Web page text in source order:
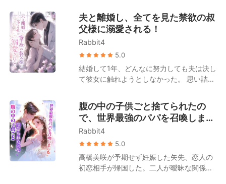
は狂わんばかりの後悔に苛まれることとな
る。 藤原美月は口元に薄く笑みを浮かべ、
ろって？――でも、ガンを患っているのは
あなたよ」
振り返らなかった。 だが、陸名悠弥は――
狂ってしまった。 ――後に、噂が流れた。
かつて傲岸不遜を極めたあの陸名家の御曹
司が、血走った目でマイバッハを飛ばし、
だ、憐れみの一瞥を乞うためだけに……。
一を迫られた際、森川清緒は迷うことなく
離婚を選んだのだ。彼女は決意した。かつ
ての理性的で、美貌と才気を兼ね備えた
「森川医薬」の継承者に戻ることを。 その
後。 元夫である黒田玄也は、一族郎党を引
き連れて復縁を懇願しに跪くこととなる。
しかし、森川清緒の背後は規格外だった。
実父は財界の覇者、実母は森川家二十三代
が利き妹を溺愛する腹黒社長、そして弟は
芸能界のドン。 そうそう……もう一人。
「芸能界で真面目にやらなければ実家の千
ライドが高く毒舌だが、誰よりも彼女には
甘い「宿敵」の存在も忘れてはならない。
夫と離婚し、全てを見た禁欲の叔
父様に溺愛される！
Rabbit4
5.0
結婚して1年、どんなに努力しても夫は決し
て彼女に触れようとしなかった。 思い詰め
い、ひどく羞恥心を伴う検査まで受けるこ
とに。 しかし、夫の忘れられない想い人が
帰国したことで、吉瀬栞はすべてを悟る。
夫はずっとその女性のために貞操を守って
いたのだ。 離婚を切り出すと、夫は頑なに
同意しないばかりか、権力を持つ自身の叔
父に栞を引き合わせた。 その笑みを浮かべ
た瞳を見た瞬間、栞は呆然とする。 なんと
腹の中の子供ごと捨てられたの
で、世界最強のパパを召喚しまし
た。
Rabbit4
5.0
高橋美咲が予期せず妊娠した矢先、恋人の
初恋相手が帰国した。二人が曖昧な関係を